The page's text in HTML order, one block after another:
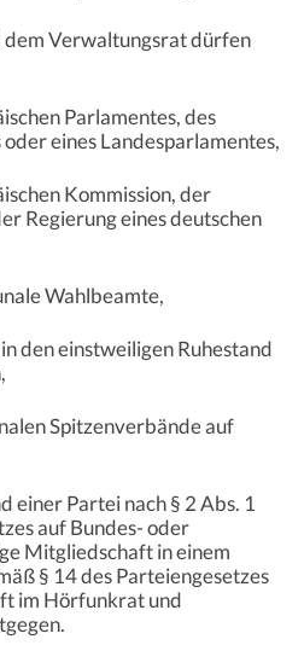
Verwaltungsrat dürfen
Parlamentes, des
eines Landesparlamentes,
Kommission, der
Regierung eines deutschen
Wahlbeamte,
den einstweiligen Ruhestand
Spitzenverbände auf
einer Partei nach § 2 Abs. 1
auf Bundes- oder
Mitgliedschaft in einem
§ 14 des Parteiengesetzes
im Hörfunkrat und